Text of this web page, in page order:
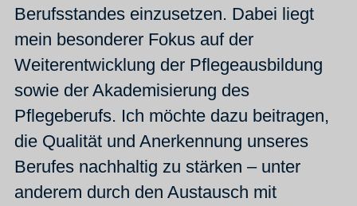
Berufsstandes einzusetzen. Dabei liegt
mein besonderer Fokus auf der
Weiterentwicklung der Pflegeausbildung
sowie der Akademisierung des
Pflegeberufs. Ich möchte dazu beitragen,
die Qualität und Anerkennung unseres
Berufes nachhaltig zu stärken – unter
anderem durch den Austausch mit